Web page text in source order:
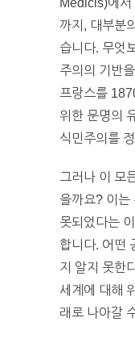
까지, 대부분
습니다. 무엇
주의의 기반
프랑스를
위한 문명의
식민주의를
그러나 이 모
을까요? 이는
못되었다는
합니다. 어떤
지 알지 못한
세계에 대해
래로 나아갈